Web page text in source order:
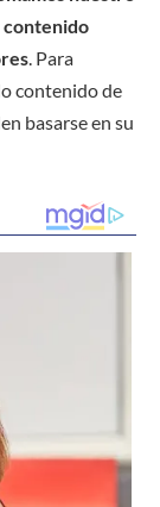
. Para
contenido de
basarse en su